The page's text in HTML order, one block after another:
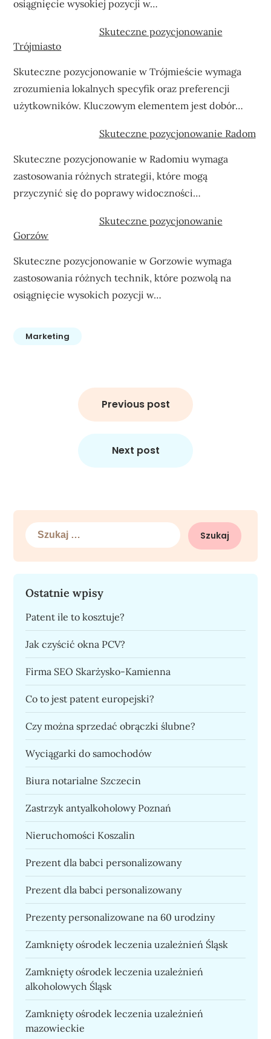
osiągnięcie wysokiej pozycji w…
Skuteczne pozycjonowanie
Trójmiasto
Skuteczne pozycjonowanie w Trójmieście wymaga
zrozumienia lokalnych specyfik oraz preferencji
użytkowników. Kluczowym elementem jest dobór…
Skuteczne pozycjonowanie Radom
Skuteczne pozycjonowanie w Radomiu wymaga
zastosowania różnych strategii, które mogą
przyczynić się do poprawy widoczności…
Skuteczne pozycjonowanie
Gorzów
Skuteczne pozycjonowanie w Gorzowie wymaga
zastosowania różnych technik, które pozwolą na
osiągnięcie wysokich pozycji w…
Marketing
Previous post
Next post
Szukaj:
Ostatnie wpisy
Patent ile to kosztuje?
Jak czyścić okna PCV?
Firma SEO Skarżysko-Kamienna
Co to jest patent europejski?
Czy można sprzedać obrączki ślubne?
Wyciągarki do samochodów
Biura notarialne Szczecin
Zastrzyk antyalkoholowy Poznań
Nieruchomości Koszalin
Prezent dla babci personalizowany
Prezent dla babci personalizowany
Prezenty personalizowane na 60 urodziny
Zamknięty ośrodek leczenia uzależnień Śląsk
Zamknięty ośrodek leczenia uzależnień
alkoholowych Śląsk
Zamknięty ośrodek leczenia uzależnień
mazowieckie